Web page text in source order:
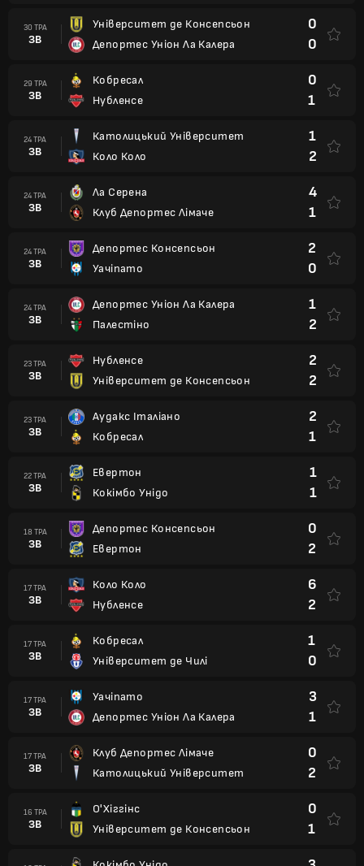
30 ТРА
ЗВ
Університет де Консепсьон
Депортес Уніон Ла Калера
0
0
29 ТРА
ЗВ
Кобресал
Нубленсе
0
1
24 ТРА
ЗВ
Католицький Університет
Коло Коло
1
2
24 ТРА
ЗВ
Ла Серена
Клуб Депортес Лімаче
4
1
24 ТРА
ЗВ
Депортес Консепсьон
Уачіпато
2
0
24 ТРА
ЗВ
Депортес Уніон Ла Калера
Палестіно
1
2
23 ТРА
ЗВ
Нубленсе
Університет де Консепсьон
2
2
23 ТРА
ЗВ
Аудакс Італіано
Кобресал
2
1
22 ТРА
ЗВ
Евертон
Кокімбо Унідо
1
1
18 ТРА
ЗВ
Депортес Консепсьон
Евертон
0
2
17 ТРА
ЗВ
Коло Коло
Нубленсе
6
2
17 ТРА
ЗВ
Кобресал
Університет де Чилі
1
0
17 ТРА
ЗВ
Уачіпато
Депортес Уніон Ла Калера
3
1
17 ТРА
ЗВ
Клуб Депортес Лімаче
Католицький Університет
0
2
16 ТРА
ЗВ
О'Хіггінс
Університет де Консепсьон
0
1